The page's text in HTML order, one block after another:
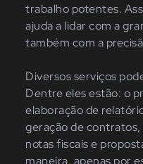
trabalho potentes.
ajuda a lidar com a
também com a
Diversos serviços
Dentre eles estão: o
elaboração de
geração de
notas fiscais e
maneira, apenas por